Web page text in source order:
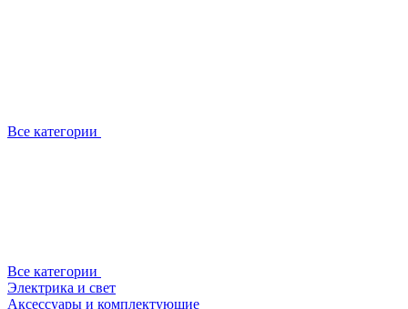
Все категории
Все категории
Электрика и свет
Аксессуары и комплектующие